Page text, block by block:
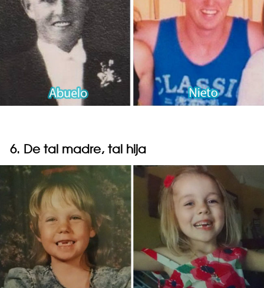
6. De tal madre, tal hija